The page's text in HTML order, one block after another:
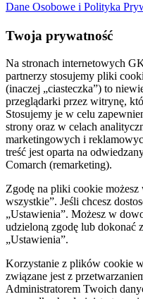
Dane Osobowe i Polityka
Twoja prywatność
Na stronach internetowych
partnerzy stosujemy pliki
(inaczej „ciasteczka”) to
przeglądarki przez witrynę,
Stosujemy je w celu
strony oraz w celach
marketingowych i
treść jest oparta na
Comarch (remarketing).
Zgodę na pliki cookie
wszystkie”. Jeśli chcesz
„Ustawienia”. Możesz w
udzieloną zgodę lub dokonać
„Ustawienia”.
Korzystanie z plików cookie
związane jest z
Administratorem Twoich